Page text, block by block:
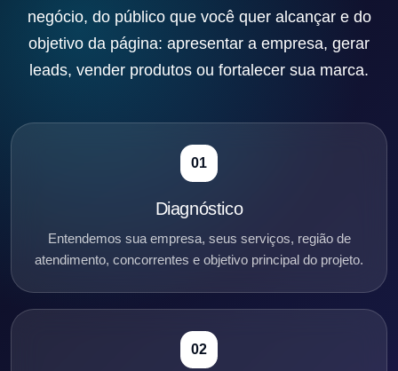
negócio, do público que você quer alcançar e do
objetivo da página: apresentar a empresa, gerar
leads, vender produtos ou fortalecer sua marca.
01
Diagnóstico
Entendemos sua empresa, seus serviços, região de
atendimento, concorrentes e objetivo principal do projeto.
02